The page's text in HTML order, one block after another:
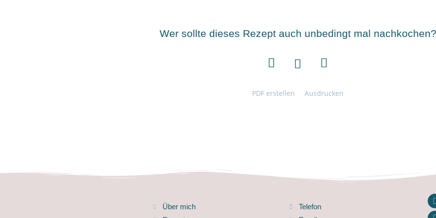
Wer sollte dieses Rezept auch unbedingt mal nachkochen?
PDF erstellen Ausdrucken
Über mich
Telefon